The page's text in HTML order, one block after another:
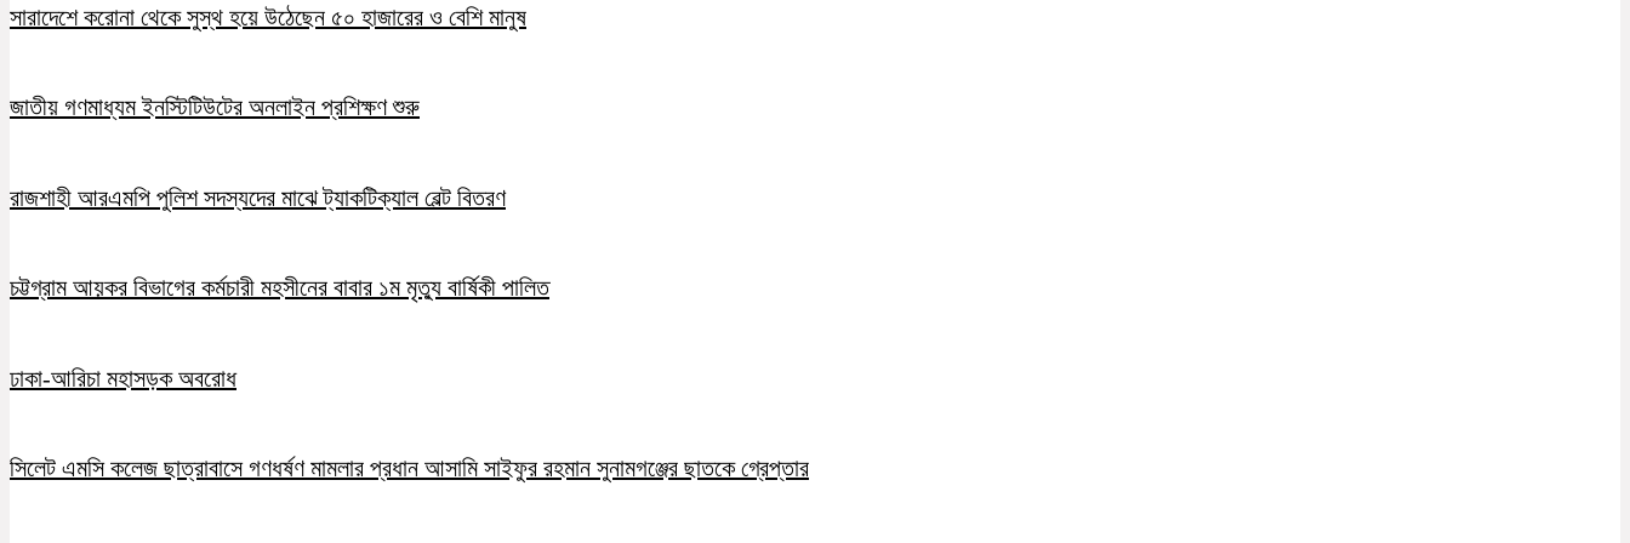
সারাদেশে করোনা থেকে সুস্থ হয়ে উঠেছেন ৫০ হাজারের ও বেশি মানুষ
জাতীয় গণমাধ্যম ইনস্টিটিউটের অনলাইন প্রশিক্ষণ শুরু
রাজশাহী আরএমপি পুলিশ সদস্যদের মাঝে ট্যাকটিক্যাল বেল্ট বিতরণ
চট্টগ্রাম আয়কর বিভাগের কর্মচারী মহসীনের বাবার ১ম মৃত্যু বার্ষিকী পালিত
ঢাকা-আরিচা মহাসড়ক অবরোধ
সিলেট এমসি কলেজ ছাত্রাবাসে গণধর্ষণ মামলার প্রধান আসামি সাইফুর রহমান সুনামগঞ্জের ছাতকে গ্রেপ্তার